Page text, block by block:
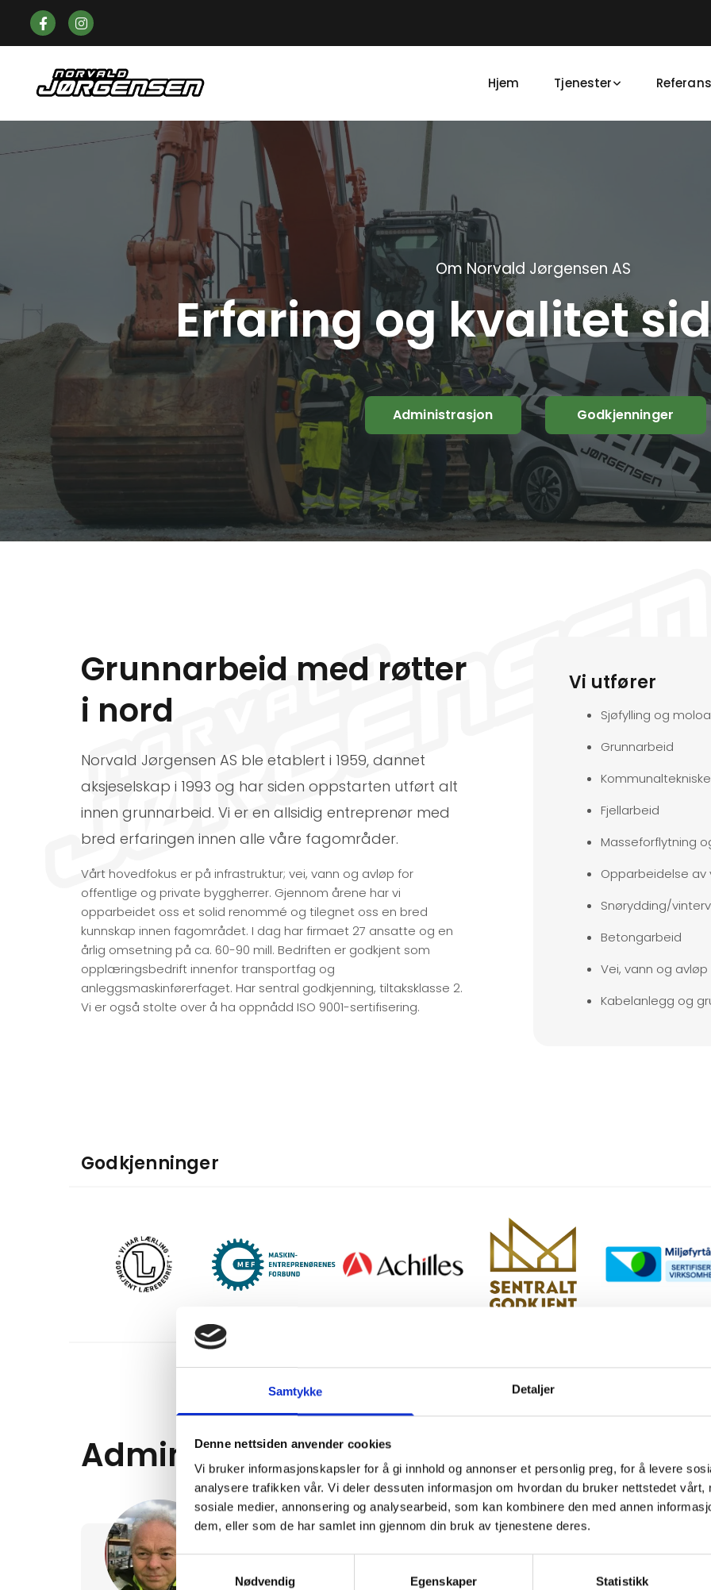
Samtykke Detaljer
Denne nettsiden anvender cookies
Vi bruker informasjonskapsler for å gi innhold og annonser et personlig preg, for å levere
analysere trafikken vår. Vi deler dessuten informasjon om hvordan du bruker nettstedet vårt,
sosiale medier, annonsering og analysearbeid, som kan kombinere den med annen
dem, eller som de har samlet inn gjennom din bruk av tjenestene deres.
Samtykkevalg
Nødvendig
Egenskaper Statistikk
Hjem Tjenester
Om Norvald Jørgensen AS
Erfaring og kvalitet
Administrasjon Godkjenninger
Grunnarbeid med røtter
i nord
Norvald Jørgensen AS ble etablert i 1959, dannet
aksjeselskap i 1993 og har siden oppstarten utført alt
innen grunnarbeid. Vi er en allsidig entreprenør med
bred erfaringen innen alle våre fagområder.
Vårt hovedfokus er på infrastruktur; vei, vann og avløp for
offentlige og private byggherrer. Gjennom årene har vi
opparbeidet oss et solid renommé og tilegnet oss en bred
kunnskap innen fagområdet. I dag har firmaet 27 ansatte og en
årlig omsetning på ca. 60-90 mill. Bedriften er godkjent som
opplæringsbedrift innenfor transportfag og
anleggsmaskinførerfaget. Har sentral godkjenning, tiltaksklasse 2.
Vi er også stolte over å ha oppnådd ISO 9001-sertifisering.
Vi utfører
Sjøfylling og
Grunnarbeid
Fjellarbeid
Masseforflytning
Opparbeidelse
Snørydding/
Betongarbeid
Vei, vann og avløp
Kabelanlegg og
Godkjenninger
Administrasjon